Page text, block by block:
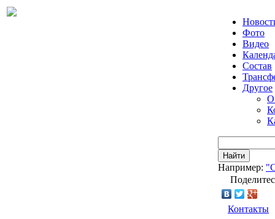
Фото
Видео
Состав
Другое
О
Найти
Например:
Контакты